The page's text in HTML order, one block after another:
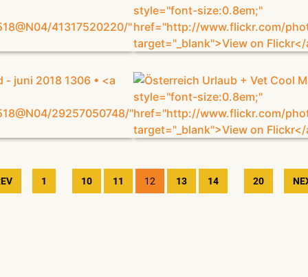
1 10 11 12 13 14 20
(500 Photos)